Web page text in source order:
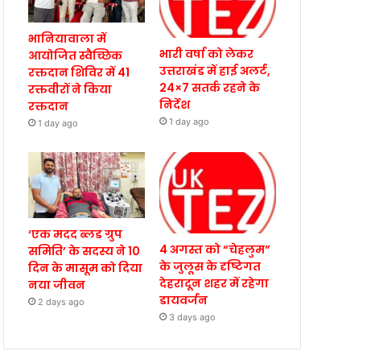
भानियावाला में
आयोजित स्वैच्छिक
रक्तदान शिविर में 41
रक्तवीरों ने किया
रक्तदान
1 day ago
भारी वर्षा को लेकर
उत्तराखंड में हाई अलर्ट,
24×7 सतर्क रहने के
निर्देश
1 day ago
‘एक मदद ब्लड ग्रुप
समिति’ के सदस्य ने 10
दिन के मासूम को दिया
नया जीवन
2 days ago
4 अगस्त को “चेहलुम”
के जुलूस के दृष्टिगत
देहरादून शहर में रहेगा
डायवर्जन
3 days ago